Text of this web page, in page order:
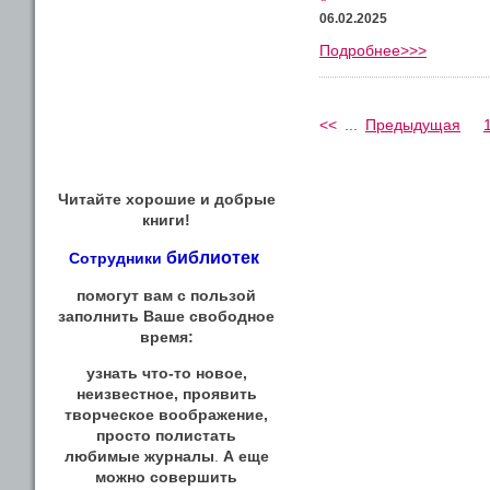
06.02.2025
Подробнее>>>
<< Предыдущая 1
Читайте хорошие и добрые
книги!
Сотрудники библиотек
помогут вам с пользой
заполнить Ваше свободное
время:
узнать что-то новое,
неизвестное, проявить
творческое воображение,
просто полистать
любимые журналы А еще
можно совершить